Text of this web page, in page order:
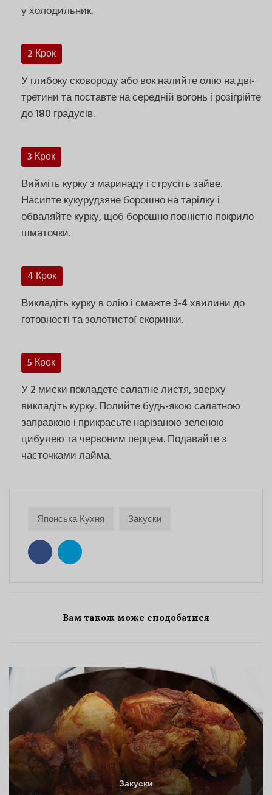
у холодильник.
2 Крок
У глибоку сковороду або вок налийте олію на дві-
третини та поставте на середній вогонь і розігрійте
до 180 градусів.
3 Крок
Вийміть курку з маринаду і струсіть зайве.
Насипте кукурудзяне борошно на тарілку і
обваляйте курку, щоб борошно повністю покрило
шматочки.
4 Крок
Викладіть курку в олію і смажте 3-4 хвилини до
готовності та золотистої скоринки.
5 Крок
У 2 миски покладете салатне листя, зверху
викладіть курку. Полийте будь-якою салатною
заправкою і прикрасьте нарізаною зеленою
цибулею та червоним перцем. Подавайте з
часточками лайма.
Японська Кухня Закуски
Вам також може сподобатися
Закуски